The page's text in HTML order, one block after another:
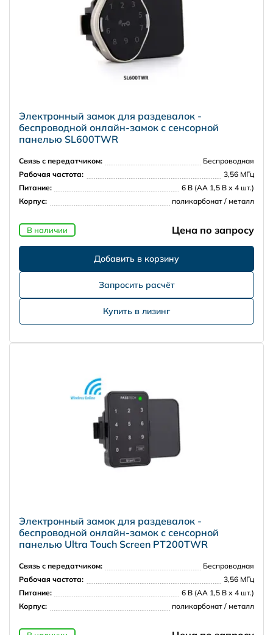
Электронный замок для раздевалок -
беспроводной онлайн-замок с сенсорной
панелью SL600TWR
Связь с передатчиком:
Беспроводная
Рабочая частота:
3,56 МГц
Питание:
6 В (АА 1,5 В х 4 шт.)
Корпус:
поликарбонат / металл
В наличии Цена по запросу
Запросить расчёт
Купить в лизинг
Электронный замок для раздевалок -
беспроводной онлайн-замок с сенсорной
панелью Ultra Touch Screen PT200TWR
Связь с передатчиком:
Беспроводная
Рабочая частота:
3,56 МГц
Питание:
6 В (АА 1,5 В х 4 шт.)
Корпус:
поликарбонат / металл